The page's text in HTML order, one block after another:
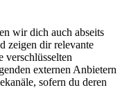
wir dich auch abseits
zeigen dir relevante
verschlüsselten
externen Anbietern
sofern du deren